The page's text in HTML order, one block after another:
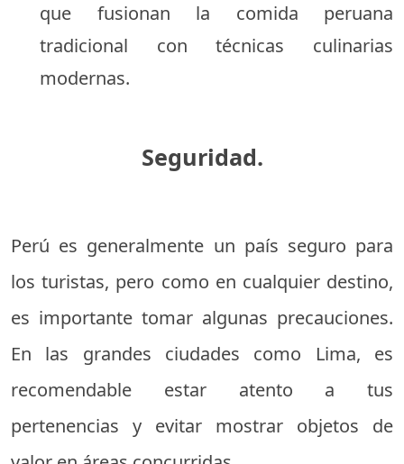
que fusionan la comida peruana
tradicional con técnicas culinarias
modernas.
Seguridad.
Perú es generalmente un país seguro para
los turistas, pero como en cualquier destino,
es importante tomar algunas precauciones.
En las grandes ciudades como Lima, es
recomendable estar atento a tus
pertenencias y evitar mostrar objetos de